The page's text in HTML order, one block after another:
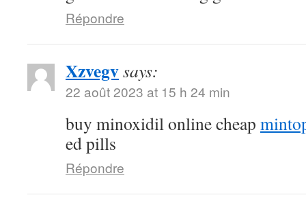
Répondre
Xzvegvsays:
22 août 2023 at 15 h 24 min
buy minoxidil online cheap
ed pills
Répondre